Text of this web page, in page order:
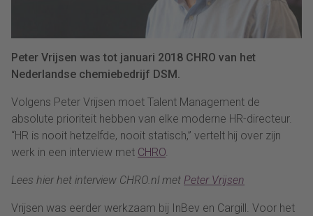
Peter Vrijsen was tot januari 2018 CHRO van het
Nederlandse chemiebedrijf DSM.
Volgens Peter Vrijsen moet Talent Management de
absolute prioriteit hebben van elke moderne HR-directeur.
“HR is nooit hetzelfde, nooit statisch,” vertelt hij over zijn
werk in een interview met CHRO.
Lees hier het interview CHRO.nl met Peter Vrijsen
Vrijsen was eerder werkzaam bij InBev en Cargill. Voor het